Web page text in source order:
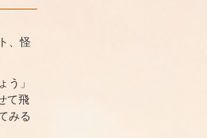
、怪
う」
て飛
みる